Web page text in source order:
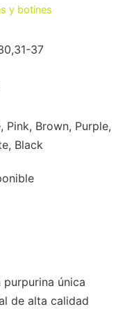
y botines
37
Pink, Brown, Purple,
Black
única
de alta calidad